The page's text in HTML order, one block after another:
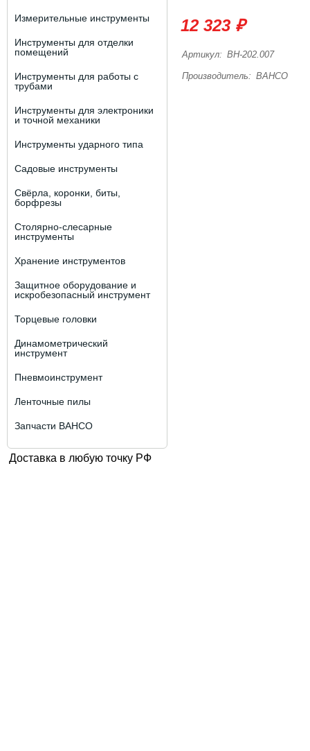
Измерительные инструменты
Инструменты для отделки
помещений
Инструменты для работы с
трубами
Инструменты для электроники
и точной механики
Инструменты ударного типа
Садовые инструменты
Свёрла, коронки, биты,
борфрезы
Столярно-слесарные
инструменты
Хранение инструментов
Защитное оборудование и
искробезопасный инструмент
Торцевые головки
Динамометрический
инструмент
Пневмоинструмент
Ленточные пилы
Запчасти BAHCO
Доставка в любую точку РФ
12 323 ₽
Артикул: BH-202.007
Производитель: BAHCO